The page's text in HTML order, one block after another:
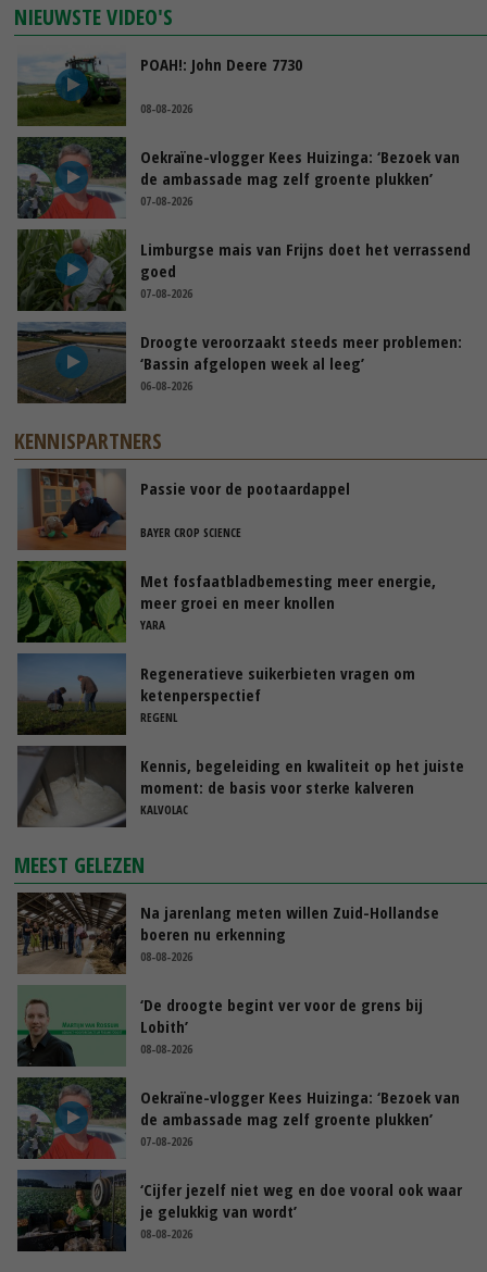
NIEUWSTE VIDEO'S
POAH!: John Deere 7730
08-08-2026
Oekraïne-vlogger Kees Huizinga: ‘Bezoek van
de ambassade mag zelf groente plukken’
07-08-2026
Limburgse mais van Frijns doet het verrassend
goed
07-08-2026
Droogte veroorzaakt steeds meer problemen:
‘Bassin afgelopen week al leeg’
06-08-2026
KENNISPARTNERS
Passie voor de pootaardappel
BAYER CROP SCIENCE
Met fosfaatbladbemesting meer energie,
meer groei en meer knollen
YARA
Regeneratieve suikerbieten vragen om
ketenperspectief
REGENL
Kennis, begeleiding en kwaliteit op het juiste
moment: de basis voor sterke kalveren
KALVOLAC
MEEST GELEZEN
Na jarenlang meten willen Zuid-Hollandse
boeren nu erkenning
08-08-2026
‘De droogte begint ver voor de grens bij
Lobith’
08-08-2026
Oekraïne-vlogger Kees Huizinga: ‘Bezoek van
de ambassade mag zelf groente plukken’
07-08-2026
‘Cijfer jezelf niet weg en doe vooral ook waar
je gelukkig van wordt’
08-08-2026